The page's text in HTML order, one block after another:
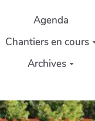
principalAgenda
Chantiers en cours
Archives